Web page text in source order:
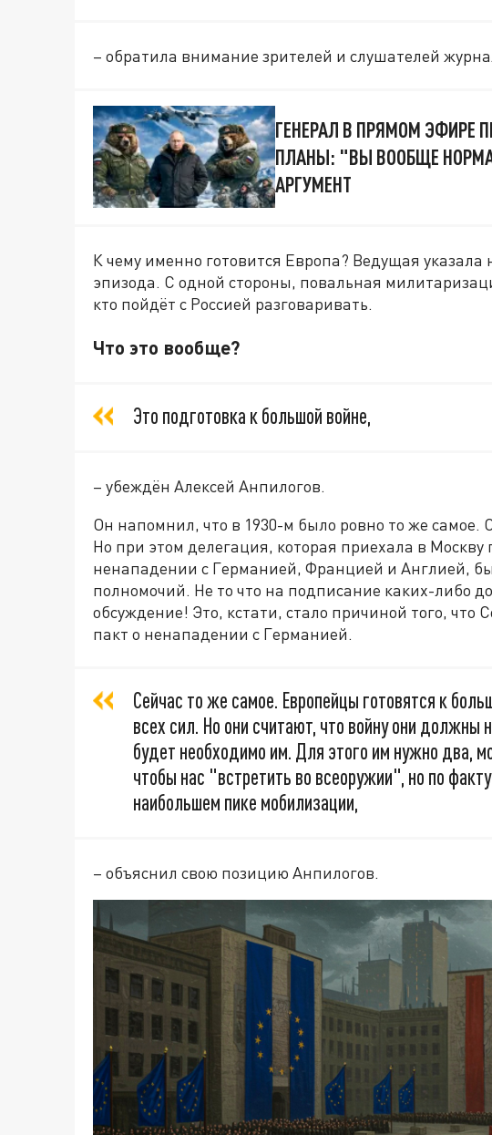
– обратила внимание зрителей и слушателей
ГЕНЕРАЛ В ПРЯМОМ ЭФИРЕ
ПЛАНЫ: "ВЫ ВООБЩЕ
АРГУМЕНТ
К чему именно готовится Европа? Ведущая
эпизода. С одной стороны, повальная
кто пойдёт с Россией разговаривать.
Что это вообще?
Это подготовка к большой войне,
– убеждён Алексей Анпилогов.
Он напомнил, что в 1930-м было ровно то же самое.
Но при этом делегация, которая приехала в
ненападении с Германией, Францией и Англией,
полномочий. Не то что на подписание каких-либо
обсуждение! Это, кстати, стало причиной того, что
пакт о ненападении с Германией.
Сейчас то же самое. Европейцы готовятся к
всех сил. Но они считают, что войну они должны
будет необходимо им. Для этого им нужно два,
чтобы нас "встретить во всеоружии", но по
наибольшем пике мобилизации,
– объяснил свою позицию Анпилогов.